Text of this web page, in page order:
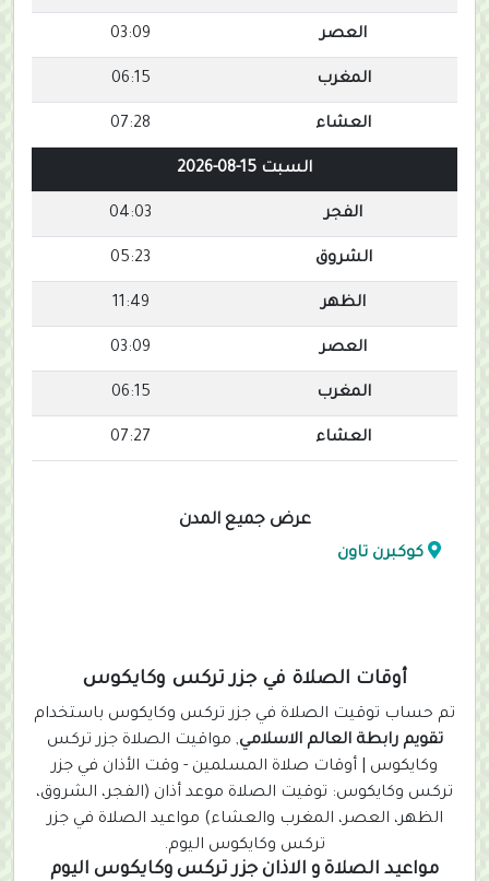
العصر 03:09
المغرب 06:15
العشاء 07:28
السبت 15-08-2026
الفجر 04:03
الشروق 05:23
الظهر 11:49
العصر 03:09
المغرب 06:15
العشاء 07:27
عرض جميع المدن
كوكبرن تاون
أوقات الصلاة في جزر تركس وكايكوس
تم حساب توقيت الصلاة في جزر تركس وكايكوس باستخدام
تقويم رابطة العالم الاسلامي, مواقيت الصلاة جزر تركس
وكايكوس | أوقات صلاة المسلمين - وقت الأذان في جزر
تركس وكايكوس: توقيت الصلاة موعد أذان (الفجر، الشروق،
الظهر، العصر، المغرب والعشاء) مواعيد الصلاة في جزر
تركس وكايكوس اليوم.
مواعيد الصلاة و الاذان جزر تركس وكايكوس اليوم